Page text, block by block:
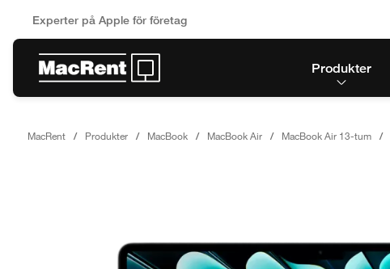
Experter på Apple för företag
Produkter
MacRent Produkter MacBook MacBook Air MacBook Air 13-tum